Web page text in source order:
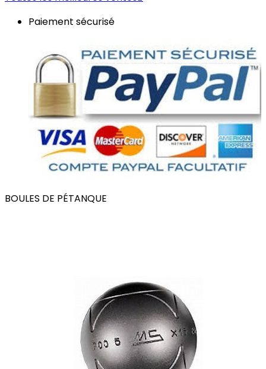
Paiement sécurisé
BOULES DE PÉTANQUE